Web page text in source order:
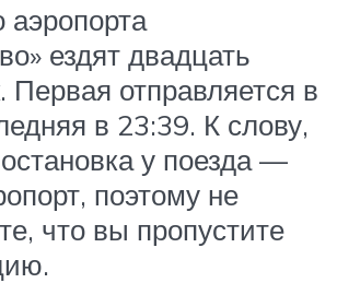
аэропорта
ездят двадцать
Первая отправляется в
в 23:39. К слову,
у поезда —
поэтому не
что вы пропустите